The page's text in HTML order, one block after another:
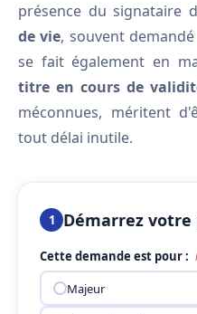
présence du signataire
de vie, souvent
se fait également en
titre en cours de
méconnues, méritent
tout délai inutile.
1 Démarrez votre
Cette demande est pour :
Majeur